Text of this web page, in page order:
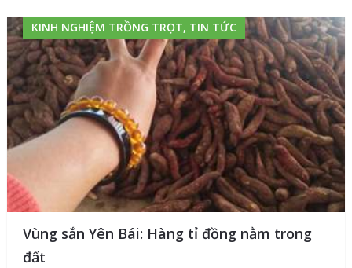
KINH NGHIỆM TRỒNG TRỌT, TIN TỨC
Vùng sắn Yên Bái: Hàng tỉ đồng nằm trong
đất